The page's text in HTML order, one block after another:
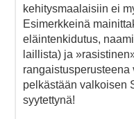
kehitysmaalaisiin ei
Esimerkkeinä
eläintenkidutus,
laillista) ja
pelkästään valkoisen
syytettynä!